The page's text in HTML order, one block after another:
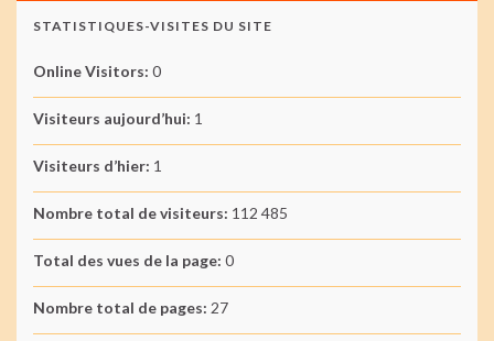
STATISTIQUES-VISITES DU SITE
Online Visitors: 0
Visiteurs aujourd’hui: 1
Visiteurs d’hier: 1
Nombre total de visiteurs: 112 485
Total des vues de la page: 0
Nombre total de pages: 27